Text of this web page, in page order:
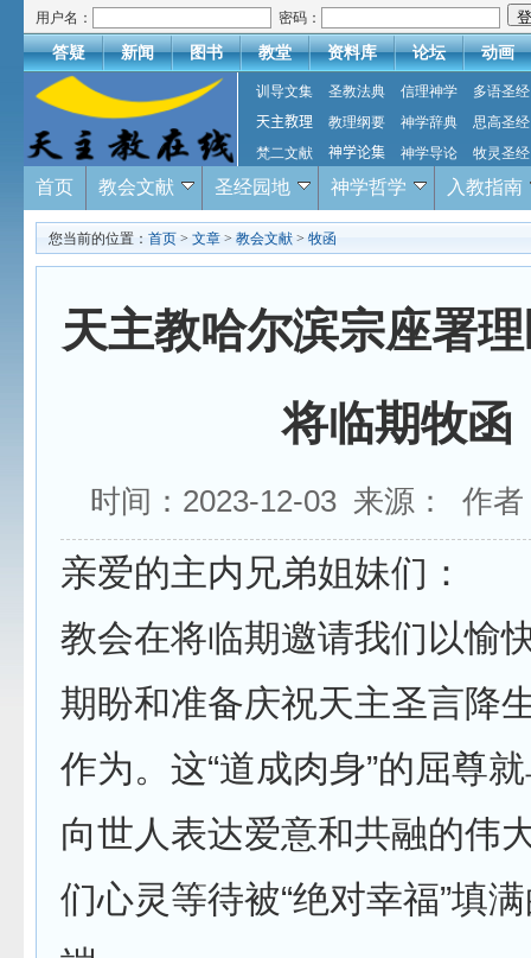
用户名： 密码：
答疑 新闻 图书 教堂 资料库 论坛 动画
训导文集 圣教法典 信理神学
多语圣经
天主教理
教理纲要 神学辞典
思高圣经
梵二文献
神学论集 神学导论 牧灵圣经
首页 教会文献 圣经园地 神学哲学 入教指南
您当前的位置： 首页 > 文章 > 教会文献 > 牧函
天主教哈尔滨宗座署
将临期牧函
时间：2023-12-03 来源： 作者
亲爱的主内兄弟姐妹们：
教会在将临期邀请我们以愉
期盼和准备庆祝天主圣言降
作为。这“道成肉身”的屈尊
向世人表达爱意和共融的伟
们心灵等待被“绝对幸福”填